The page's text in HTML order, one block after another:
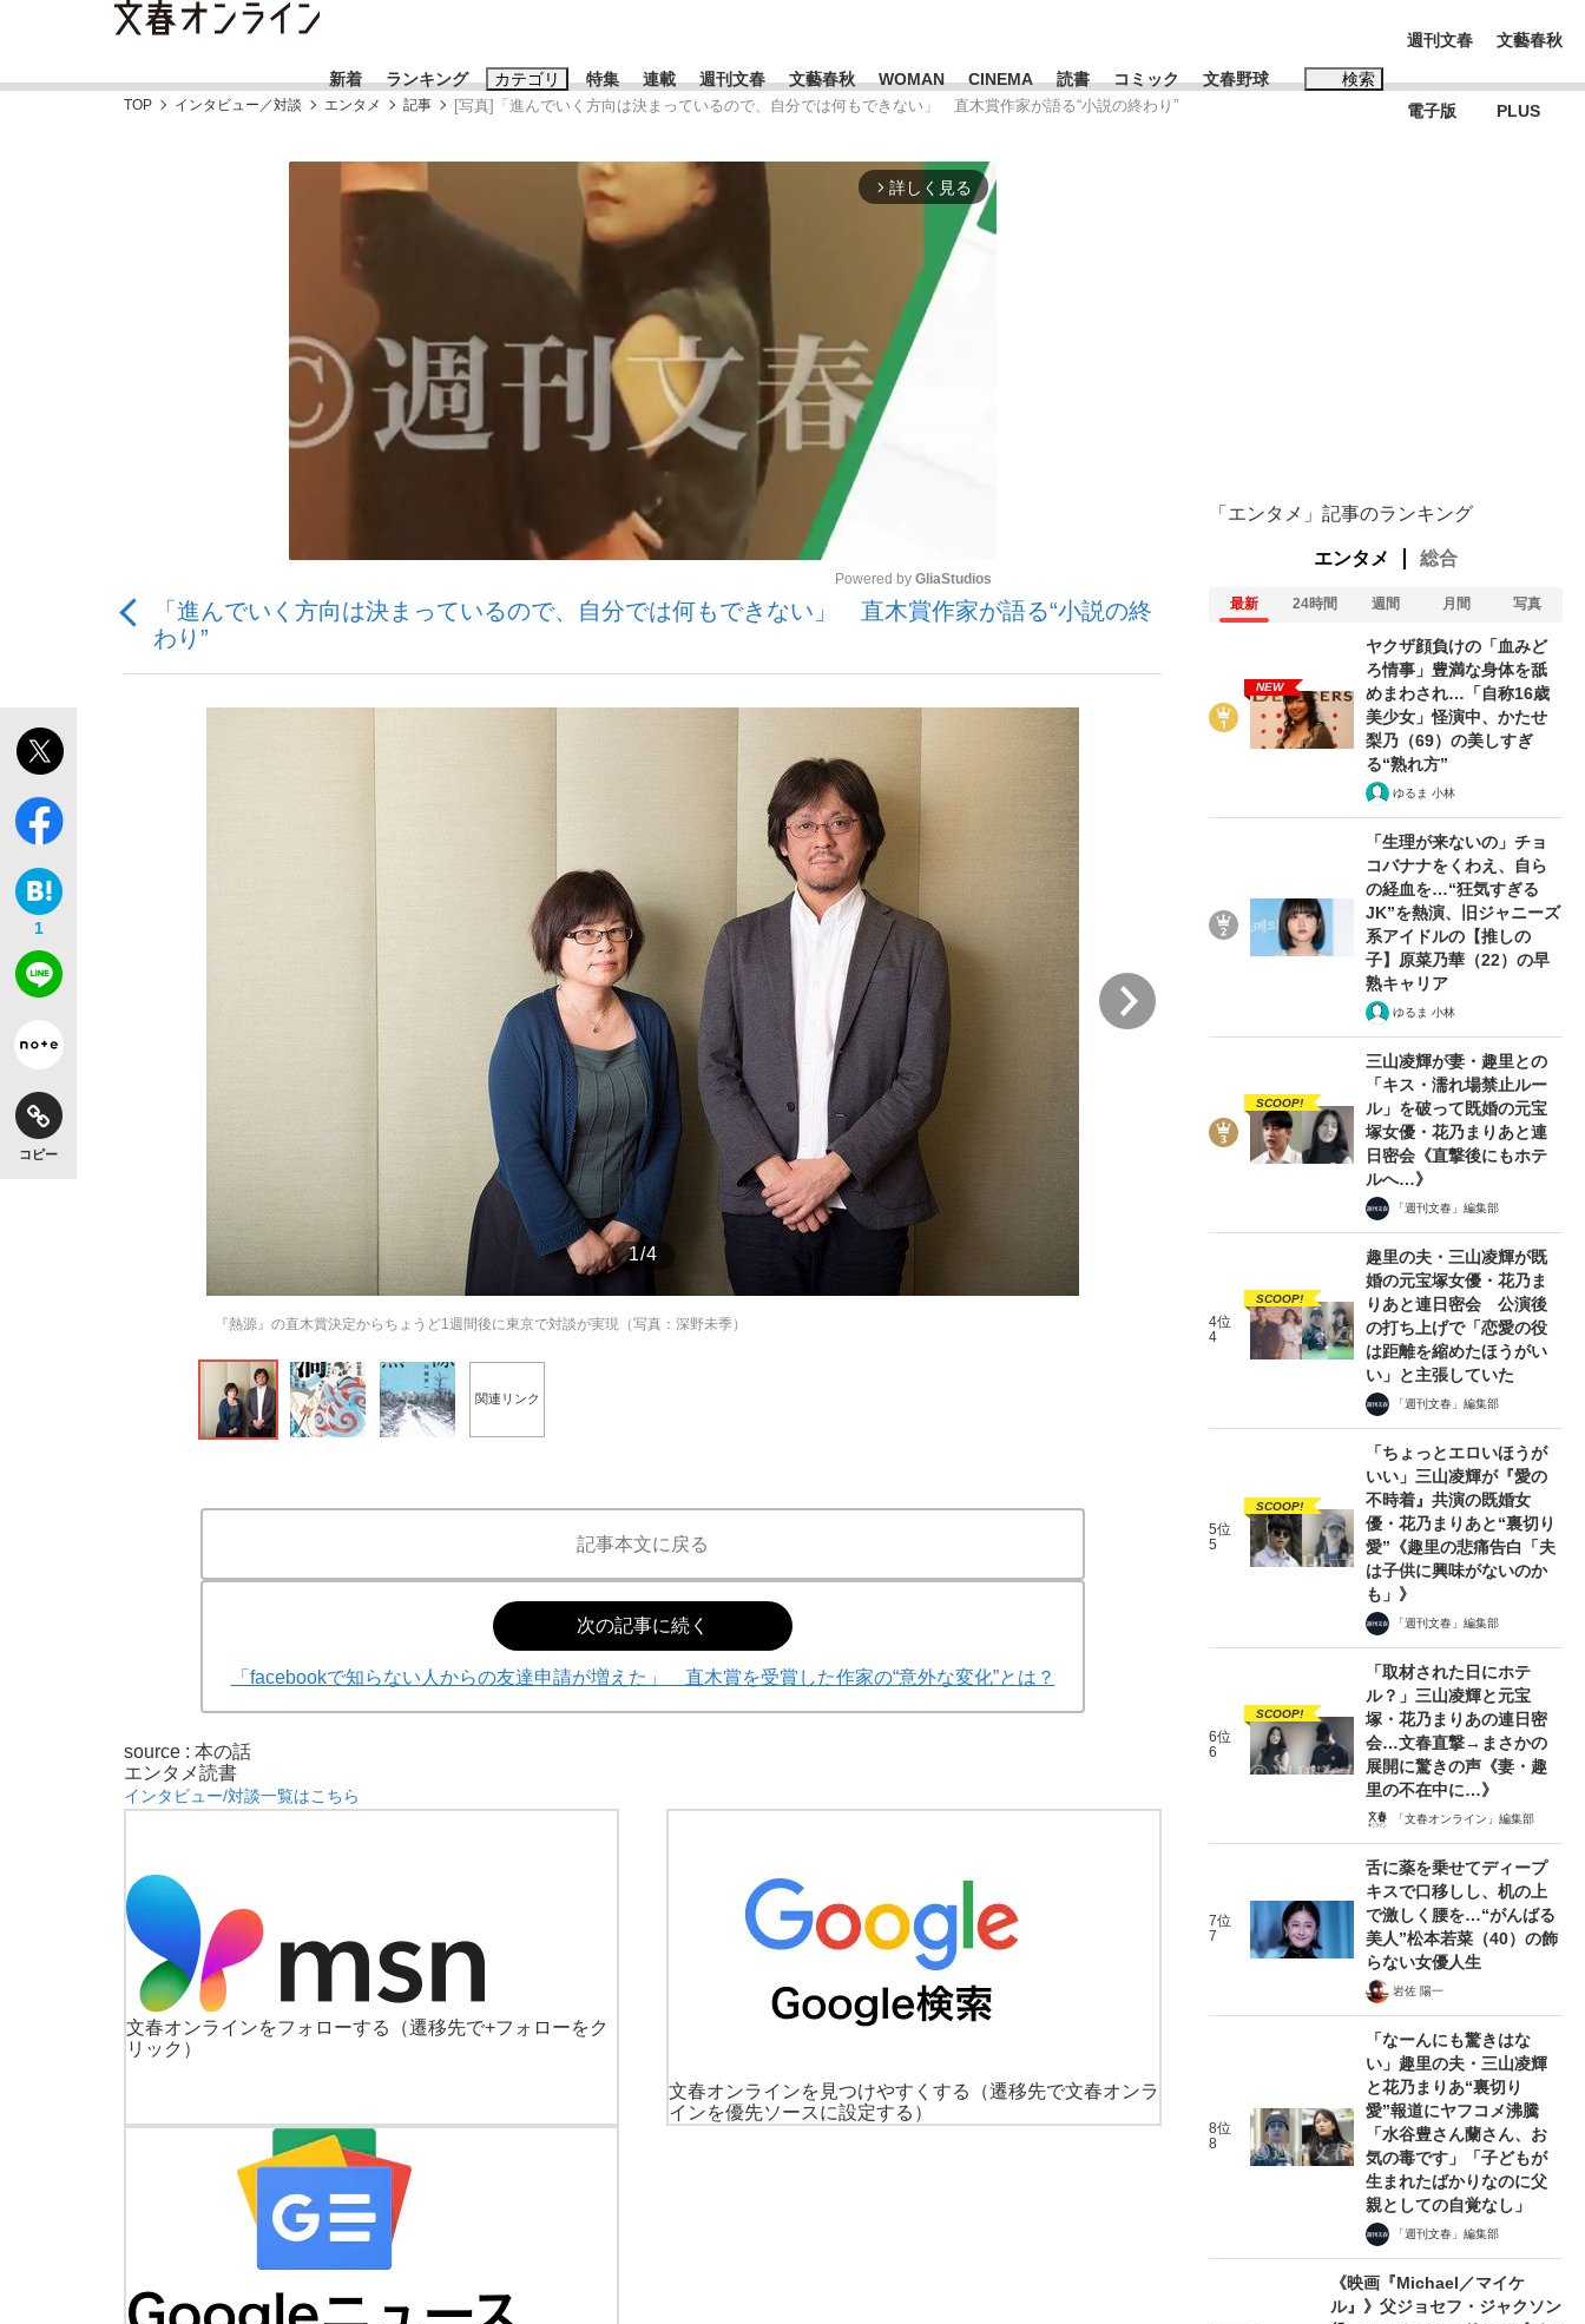
新着 ランキング カテゴリ
「90%は失敗する。でも…」本田圭佑が初めて明かした日本代表監督に... 「最悪の空気のまま解散」WBC日本代表“敗戦”の真実 選手が明かす...
「クマが悪者扱いされているのが悲しい」『北の国から』倉本聰氏（91...
「目標達成できなかったからと言って…」サッカー日本代表・森保一監督...
もっと見る
特集
終戦から81年
いまさら聞けない資産運用のすべて
もっと見る
連載 週刊文春 文藝春秋 WOMAN CINEMA 読書 コミック 文春野球 検索
おすすめのキーワードタグ一覧
#三山凌輝 #高市早苗 #後藤真希 #城彰二
週刊文春
電子版
文藝春秋
PLUS
TOP インタビュー／対談 エンタメ 記事 [写真]「進んでいく方向は決まっているので、自分では何もできない」 直木賞作家が語る“小説の終わり”
arrow_forward_ios 詳しく見る
Powered by GliaStudios
「進んでいく方向は決まっているので、自分では何もできない」 直木賞作家が語る“小説の終
わり”
1
コピー
1/4
『熱源』の直木賞決定からちょうど1週間後に東京で対談が実現（写真：深野未季）
関連リンク
記事本文に戻る
次の記事に続く
「facebookで知らない人からの友達申請が増えた」 直木賞を受賞した作家の“意外な変化”とは？
source : 本の話
エンタメ読書
インタビュー/対談一覧はこちら
文春オンラインをフォローする
（遷移先で+フォローをク
リック）
文春オンラインを見つけやすくする
（遷移先で文春オンラ
インを優先ソースに設定する）
「エンタメ」記事のランキング
エンタメ 総合
最新 24時間 週間 月間 写真
NEW
ヤクザ顔負けの「血みど
ろ情事」豊満な身体を舐
めまわされ…「自称16歳
美少女」怪演中、かたせ
梨乃（69）の美しすぎ
る“熟れ方”
ゆるま 小林
「生理が来ないの」チョ
コバナナをくわえ、自ら
の経血を…“狂気すぎる
JK”を熱演、旧ジャニーズ
系アイドルの【推しの
子】原菜乃華（22）の早
熟キャリア
ゆるま 小林
SCOOP!
三山凌輝が妻・趣里との
「キス・濡れ場禁止ルー
ル」を破って既婚の元宝
塚女優・花乃まりあと連
日密会《直撃後にもホテ
ルへ…》
「週刊文春」編集部
4位
4
SCOOP!
趣里の夫・三山凌輝が既
婚の元宝塚女優・花乃ま
りあと連日密会 公演後
の打ち上げで「恋愛の役
は距離を縮めたほうがい
い」と主張していた
「週刊文春」編集部
5位
5
SCOOP!
「ちょっとエロいほうが
いい」三山凌輝が『愛の
不時着』共演の既婚女
優・花乃まりあと“裏切り
愛”《趣里の悲痛告白「夫
は子供に興味がないのか
も」》
「週刊文春」編集部
6位
6
SCOOP!
「取材された日にホテ
ル？」三山凌輝と元宝
塚・花乃まりあの連日密
会…文春直撃→まさかの
展開に驚きの声《妻・趣
里の不在中に…》
「文春オンライン」編集部
7位
7
舌に薬を乗せてディープ
キスで口移しし、机の上
で激しく腰を…“がんばる
美人”松本若菜（40）の飾
らない女優人生
岩佐 陽一
8位
8
「なーんにも驚きはな
い」趣里の夫・三山凌輝
と花乃まりあ“裏切り
愛”報道にヤフコメ沸騰
「水谷豊さん蘭さん、お
気の毒です」「子どもが
生まれたばかりなのに父
親としての自覚なし」
「週刊文春」編集部
《映画『Michael／マイケ
ル』》父ジョセフ・ジャクソン